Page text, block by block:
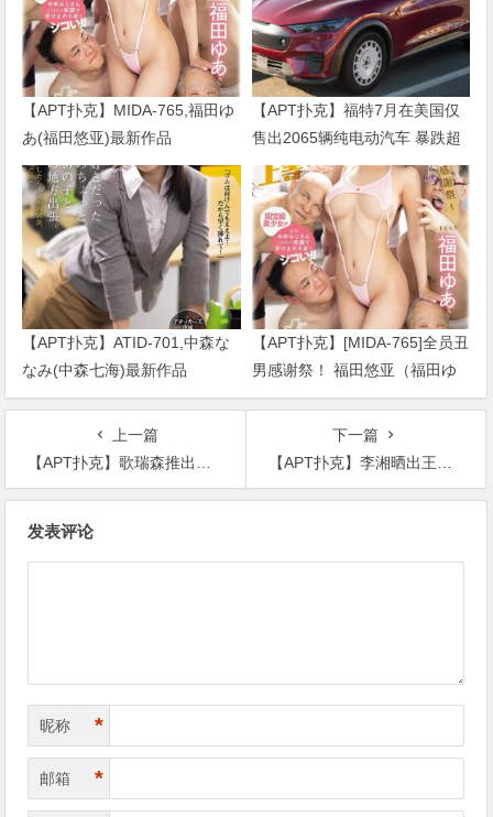
【APT扑克】MIDA-765,福田ゆ
あ(福田悠亚)最新作品
2026/09/01发布！
【APT扑克】福特7月在美国仅
售出2065辆纯电动汽车 暴跌超
七成
【APT扑克】ATID-701,中森な
なみ(中森七海)最新作品
2026/09/01发布！
【APT扑克】[MIDA-765]全员丑
男感谢祭！ 福田悠亚（福田ゆ
あ）解禁大乱交！
上一篇
【APT扑克】歌瑞森推出运动新品，携手奥运冠军何雯娜
下一篇
【APT扑克】李湘晒出王诗龄外出骑车的照片，小姑娘亲手给妈妈制作爱心贺卡
发表评论
昵称 *
邮箱 *